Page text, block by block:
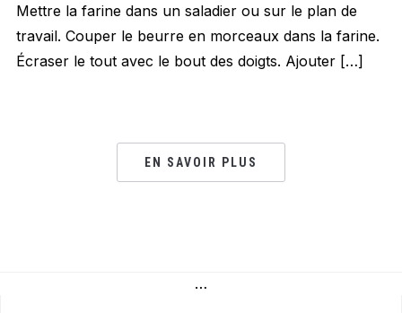
Mettre la farine dans un saladier ou sur le plan de
travail. Couper le beurre en morceaux dans la farine.
Écraser le tout avec le bout des doigts. Ajouter […]
EN SAVOIR PLUS
…